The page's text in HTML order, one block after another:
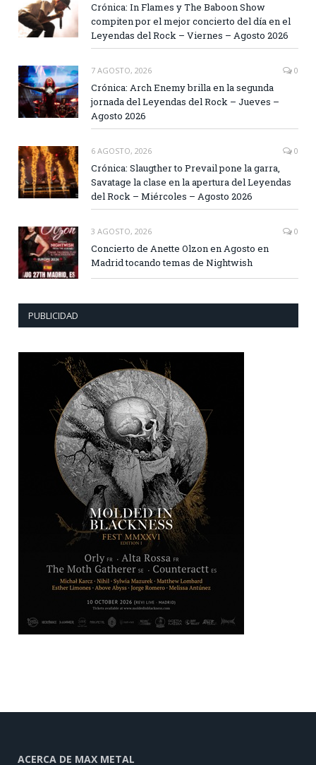
Crónica: In Flames y The Baboon Show
compiten por el mejor concierto del día en el
Leyendas del Rock – Viernes – Agosto 2026
7 AGOSTO, 2026 0
Crónica: Arch Enemy brilla en la segunda
jornada del Leyendas del Rock – Jueves –
Agosto 2026
6 AGOSTO, 2026 0
Crónica: Slaugther to Prevail pone la garra,
Savatage la clase en la apertura del Leyendas
del Rock – Miércoles – Agosto 2026
3 AGOSTO, 2026 0
Concierto de Anette Olzon en Agosto en
Madrid tocando temas de Nightwish
PUBLICIDAD
ACERCA DE MAX METAL